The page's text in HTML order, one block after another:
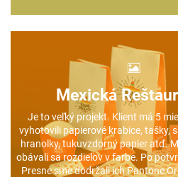
Mexická
Je to veľký projekt. Klient má 5
vyhotovili papierové krabice, tašky,
hranolky, tukuvzdorný papier atď.
obávali sa rozdielov v farbe. Po
Presne sme dodržali ich Pantone